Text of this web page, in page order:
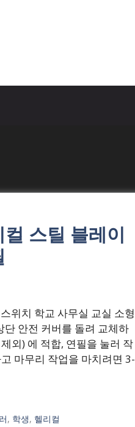
스틸 블레이
위치 학교 사무실 교실 소형
안전 커버를 돌려 교체하
외) 에 적합, 연필을 눌러 작
마무리 작업을 마치려면 3-
, 학생, 헬리컬